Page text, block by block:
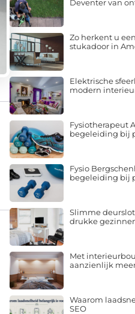
Deventer van
Zo herkent u
stukadoor in
Elektrische
modern
Fysiotherapeut
begeleiding bij
Fysio
begeleiding bij
Slimme
drukke
Met
aanzienlijk
Waarom
SEO